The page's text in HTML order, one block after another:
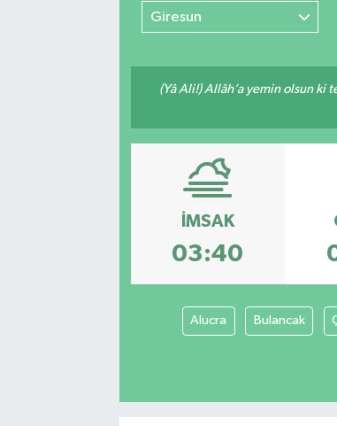
Giresun
(Yâ Ali!) Allâh’a yemin olsun ki
İMSAK
03:40
Alucra Bulancak